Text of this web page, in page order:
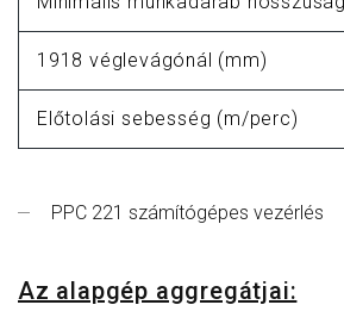
1918 véglevágónál (mm)
Előtolási sebesség (m/perc)
PPC 221 számítógépes vezérlés
Az alapgép aggregátjai: